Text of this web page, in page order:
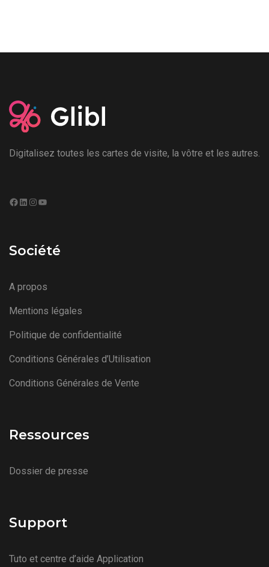
Digitalisez toutes les cartes de visite, la vôtre et les autres.
Société
A propos
Mentions légales
Politique de confidentialité
Conditions Générales d’Utilisation
Conditions Générales de Vente
Ressources
Dossier de presse
Support
Tuto et centre d’aide Application